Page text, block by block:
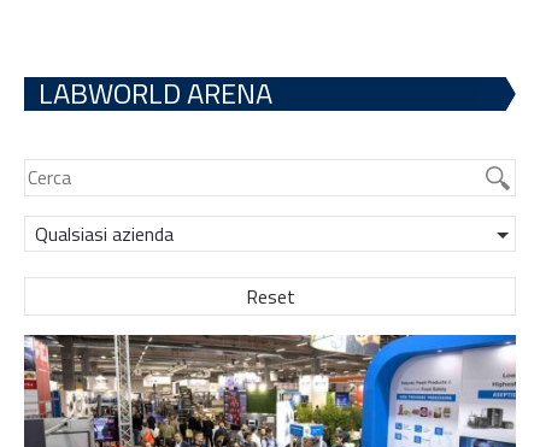
LABWORLD ARENA
Qualsiasi azienda
Reset